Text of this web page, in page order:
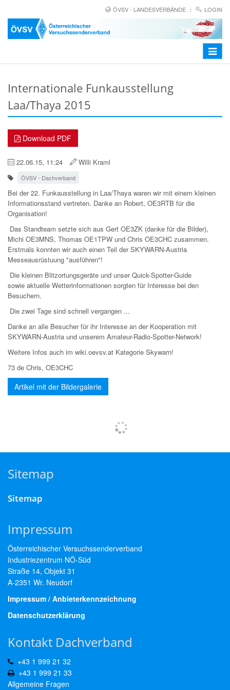
ÖVSV - LANDESVERBÄNDE LOGIN
Toggle
Internationale Funkausstellung
Laa/Thaya 2015
Download PDF
22.06.15, 11:24 Willi Kraml
ÖVSV - Dachverband
Bei der 22. Funkausstellung in Laa/Thaya waren wir mit einem kleinen
Informationsstand vertreten. Danke an Robert, OE3RTB für die
Organisation!
Das Standteam setzte sich aus Gert OE3ZK (danke für die Bilder),
Michi OE3MNS, Thomas OE1TPW und Chris OE3CHC zusammen.
Erstmals konnten wir auch einen Teil der SKYWARN-Austria
Messeausrüstuung "ausführen"!
Die kleinen Blitzortungsgeräte und unser Quick-Spotter-Guide
sowie aktuelle Wetterinformationen sorgten für Interesse bei den
Besuchern.
Die zwei Tage sind schnell vergangen ...
Danke an alle Besucher für ihr Interesse an der Kooperation mit
SKYWARN-Austria und unserem Amateur-Radio-Spotter-Network!
Weitere Infos auch im wiki.oevsv.at Kategorie Skywarn!
73 de Chris, OE3CHC
Artikel mit der Bildergalerie
Sitemap
Sitemap
Impressum
Österreichischer Versuchssenderverband
Industriezentrum NÖ-Süd
Straße 14, Objekt 31
A-2351 Wr. Neudorf
Impressum / Anbieterkennzeichnung
Datenschutzerklärung
Kontakt Dachverband
+43 1 999 21 32
+43 1 999 21 33
Allgemeine Fragen